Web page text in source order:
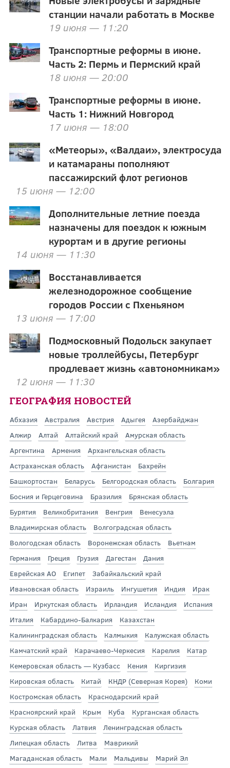
станции начали работать в Москве
19 июня — 11:20
Транспортные реформы в июне.
Часть 2: Пермь и Пермский край
18 июня — 20:00
Транспортные реформы в июне.
Часть 1: Нижний Новгород
17 июня — 18:00
«Метеоры», «Валдаи», электросуда
и катамараны пополняют
пассажирский флот регионов
15 июня — 12:00
Дополнительные летние поезда
назначены для поездок к южным
курортам и в другие регионы
14 июня — 11:30
Восстанавливается
железнодорожное сообщение
городов России с Пхеньяном
13 июня — 17:00
Подмосковный Подольск закупает
новые троллейбусы, Петербург
продлевает жизнь «автономникам»
12 июня — 11:30
ГЕОГРАФИЯ НОВОСТЕЙ
Абхазия Австралия Австрия Адыгея
Азербайджан
Алжир
Алтай Алтайский край
Амурская область
Аргентина
Армения
Архангельская область
Астраханская область
Афганистан
Бахрейн
Башкортостан
Беларусь Белгородская область
Болгария
Босния и Герцеговина
Бразилия
Брянская область
Бурятия
Великобритания Венгрия
Венесуэла
Владимирская область
Волгоградская область
Вологодская область
Воронежская область
Вьетнам
Германия
Греция Грузия Дагестан
Дания
Еврейская АО
Египет
Забайкальский край
Ивановская область
Израиль Ингушетия Индия
Ирак
Иран
Иркутская область Ирландия Исландия
Испания
Италия
Кабардино-Балкария
Казахстан
Калининградская область
Калмыкия
Калужская область
Камчатский край
Карачаево-Черкесия Карелия
Катар
Кемеровская область — Кузбасс
Кения
Киргизия
Кировская область
Китай КНДР (Северная Корея)
Коми
Костромская область
Краснодарский край
Красноярский край
Крым Куба
Курганская область
Курская область
Латвия
Ленинградская область
Липецкая область
Литва
Маврикий
Магаданская область
Мали Мальдивы
Марий Эл